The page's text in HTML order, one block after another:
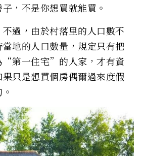
，不是你想買就能買。
過，由於村落里的人口數不
地的人口數量，規定只有把
“第一住宅”的人家，才有資
只是想買個房偶爾過來度假